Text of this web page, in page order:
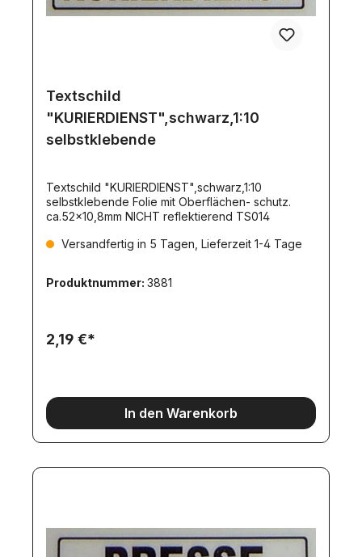
Textschild
"KURIERDIENST",schwarz,1:10
selbstklebende
Textschild "KURIERDIENST",schwarz,1:10
selbstklebende Folie mit Oberflächen- schutz.
ca.52x10,8mm NICHT reflektierend TS014
Versandfertig in 5 Tagen, Lieferzeit 1-4 Tage
Produktnummer: 3881
2,19 €*
In den Warenkorb